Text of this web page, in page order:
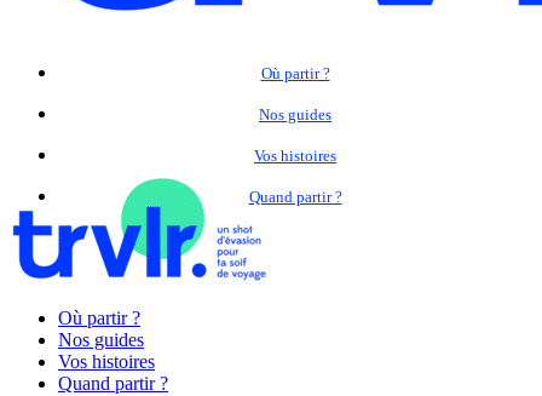
Où partir ?
Nos guides
Vos histoires
Quand partir ?
Où partir ?
Nos guides
Vos histoires
Quand partir ?